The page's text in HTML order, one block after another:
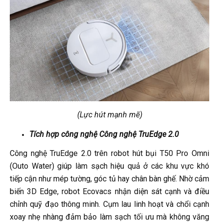
(Lực hút mạnh mẽ)
Tích hợp công nghệ Công nghệ TruEdge 2.0
Công nghệ TruEdge 2.0 trên robot hút bụi T50 Pro Omni
(Outo Water) giúp làm sạch hiệu quả ở các khu vực khó
tiếp cận như mép tường, góc tủ hay chân bàn ghế. Nhờ cảm
biến 3D Edge, robot Ecovacs nhận diện sát cạnh và điều
chỉnh quỹ đạo thông minh. Cụm lau linh hoạt và chổi cạnh
xoay nhẹ nhàng đảm bảo làm sạch tối ưu mà không văng